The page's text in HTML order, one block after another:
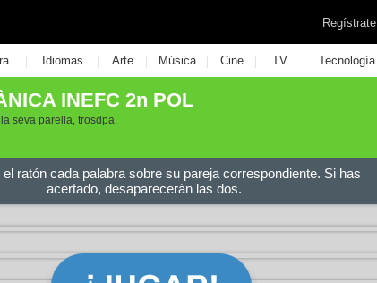
Regístrate
| Idiomas | Arte | Música | Cine | TV | Tecnología
INEFC 2n POL
seva parella, trosdpa.
ratón cada palabra sobre su pareja correspondiente. Si has
acertado, desaparecerán las dos.